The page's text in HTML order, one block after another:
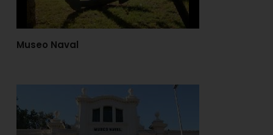
Museo Naval